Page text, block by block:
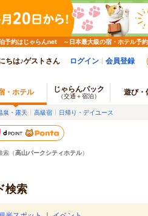
予約はじゃらんnet ～日本最大級の宿・ホテル予
ちは♪ゲストさん ログイン 会員登録
・ホテル じゃらんパック
（交通＋宿泊） 遊び・
泉・露天 高級宿 日帰り・デイユース
索（高山パークシティホテル）
検索